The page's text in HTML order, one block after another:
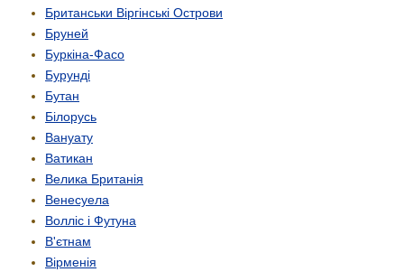
Британськи Віргінські Острови
Бруней
Буркіна-Фасо
Бурунді
Бутан
Білорусь
Вануату
Ватикан
Велика Британія
Венесуела
Волліс і Футуна
В'єтнам
Вірменія